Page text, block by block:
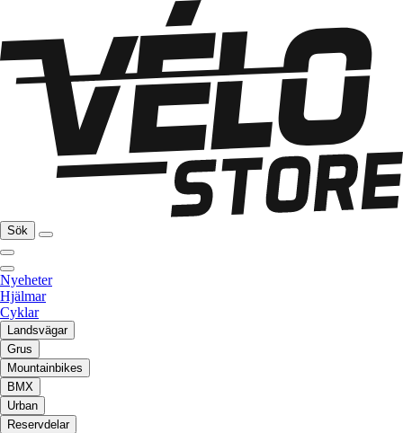
Sök
Nyeheter
Hjälmar
Cyklar
Landsvägar
Grus
Mountainbikes
BMX
Urban
Reservdelar